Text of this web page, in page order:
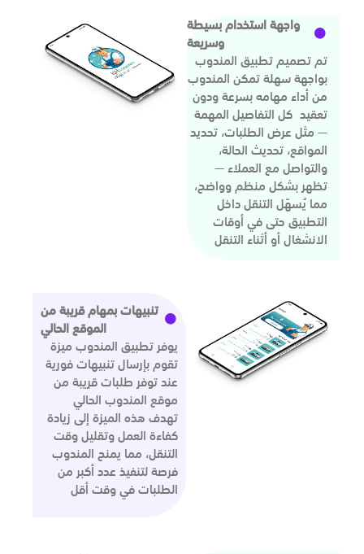
واجهة استخدام بسيطة
وسريعة
تم تصميم تطبيق المندوب
بواجهة سهلة تمكن المندوب
من أداء مهامه بسرعة ودون
تعقيد كل التفاصيل المهمة
— مثل عرض الطلبات، تحديد
المواقع، تحديث الحالة،
والتواصل مع العملاء —
تظهر بشكل منظم وواضح،
مما يُسهّل التنقل داخل
التطبيق حتى في أوقات
الانشغال أو أثناء التنقل
تنبيهات بمهام قريبة من
الموقع الحالي
يوفر تطبيق المندوب ميزة
تقوم بإرسال تنبيهات فورية
عند توفر طلبات قريبة من
موقع المندوب الحالي
تهدف هذه الميزة إلى زيادة
كفاءة العمل وتقليل وقت
التنقل، مما يمنح المندوب
فرصة لتنفيذ عدد أكبر من
الطلبات في وقت أقل